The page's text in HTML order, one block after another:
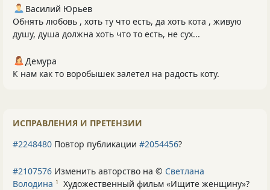
Василий Юрьев
Обнять любовь , хоть ту что есть, да хоть кота , живую
душу, душа должна хоть что то есть, не сух...
Демура
К нам как то воробышек залетел на радость коту.
ИСПРАВЛЕНИЯ И ПРЕТЕНЗИИ
#2248480 Повтор публикации #2054456?
#2107576 Изменить авторство на © Светлана
Володина 1 Художественный фильм «Ищите женщину»?